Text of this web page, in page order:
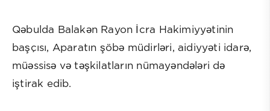
Qəbulda Balakən Rayon İcra Hakimiyyətinin
başçısı, Aparatın şöbə müdirləri, aidiyyəti idarə,
müəssisə və təşkilatların nümayəndələri də
iştirak edib.